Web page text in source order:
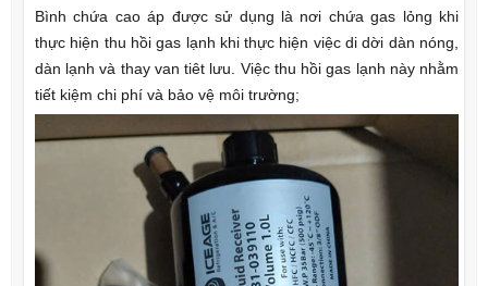
Bình chứa cao áp được sử dụng là nơi chứa gas lỏng khi
thực hiện thu hồi gas lạnh khi thực hiện việc di dời dàn nóng,
dàn lạnh và thay van tiêt lưu. Việc thu hồi gas lạnh này nhằm
tiết kiệm chi phí và bảo vệ môi trường;